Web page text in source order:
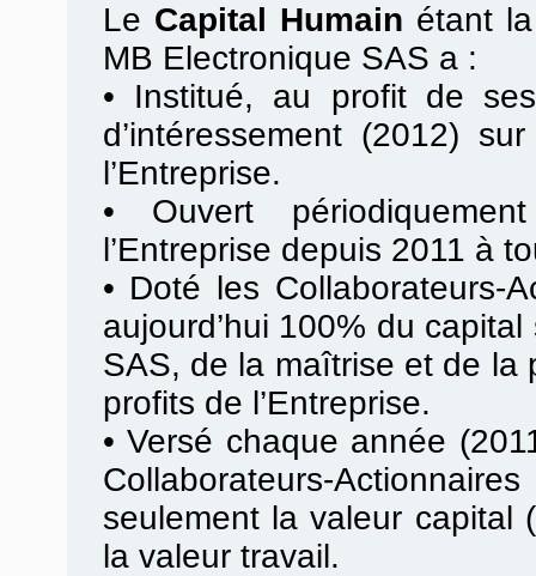
Le Capital Humain étant
MB Electronique SAS a :
• Institué, au profit de
d’intéressement (2012)
l’Entreprise.
• Ouvert
l’Entreprise depuis 2011 à
• Doté les Collaborateurs-
aujourd’hui 100% du
SAS, de la maîtrise et de la
profits de l’Entreprise.
• Versé chaque année
Collaborateurs-
seulement la valeur capital
la valeur travail.